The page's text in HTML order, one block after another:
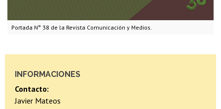
Portada N° 38 de la Revista Comunicación y Medios.
INFORMACIONES
Contacto:
Javier Mateos